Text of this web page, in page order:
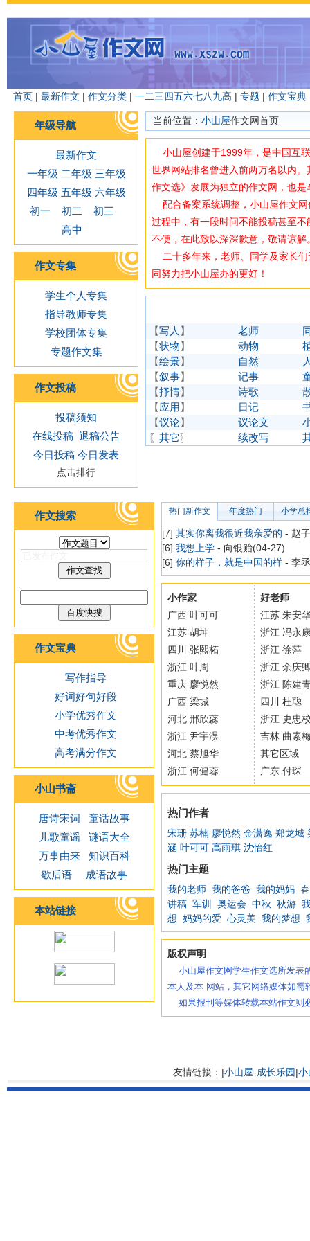
首页 | 最新作文 | 作文分类 | 一二三四五六七八九高 | 专题 | 作文宝典
年级导航
最新作文
一年级 二年级 三年级
四年级 五年级 六年级
初一
初二
初三
高中
作文专集
学生个人专集
指导教师专集
学校团体专集
专题作文集
作文投稿
投稿须知
在线投稿 退稿公告
今日投稿 今日发表
点击排行
当前位置： 小山屋作文网首页
小山屋创建于1999年，是中国互
世界网站排名曾进入前两万名以内
作文选》发展为独立的作文网，也
配合备案系统调整，小山屋作文网
过程中，有一段时间不能投稿甚至
不便，在此致以深深歉意，敬请谅解
二十多年来，老师、同学及家长们
同努力把小山屋办的更好！
【写人 】 老师
【状物】 动物
【绘景】 自然
【叙事】 记事
【抒情】 诗歌
【应用】 日记
【议论】 议论文
〖 其它〗 续改写
作文搜索
作文宝典
写作指导
好词好句好段
小学优秀作文
中考优秀作文
高考满分作文
小山书斋
唐诗宋词
童话故事
儿歌童谣
谜语大全
万事由来
知识百科
歇后语
成语故事
本站链接
热门新作文 年度热门 小学总
[7] 其实你离我很近我亲爱的 - 赵
[6] 我想上学 - 向银贻(04-27)
[6] 你的样子，就是中国的样 - 李
小作家
广西 叶可可
江苏 胡坤
四川 张熙柘
浙江 叶周
重庆 廖悦然
广西 梁城
河北 邢欣蕊
浙江 尹宇淏
河北 蔡旭华
浙江 何健蓉
好老师
江苏 朱安
浙江 冯永
浙江 徐萍
浙江 余庆
浙江 陈建
四川 杜聪
浙江 史忠
吉林 曲素
其它区域
广东 付琛
热门作者
宋珊 苏楠 廖悦然 金潇逸 郑龙城
涵 叶可可 高雨琪 沈怡红
热门主题
我的老师 我的爸爸 我的妈妈
讲稿 军训 奥运会 中秋 秋游
想 妈妈的爱 心灵美 我的梦想
版权声明
小山屋作文网学生作文选所发表
本人及本 网站，其它网络媒体如需
如果报刊等媒体转载本站作文则
友情链接：|小山屋-成长乐园|小